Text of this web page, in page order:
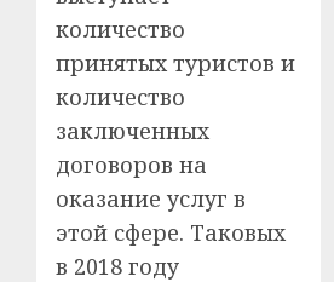
количество
принятых туристов и
количество
заключенных
договоров на
оказание услуг в
этой сфере. Таковых
в 2018 году